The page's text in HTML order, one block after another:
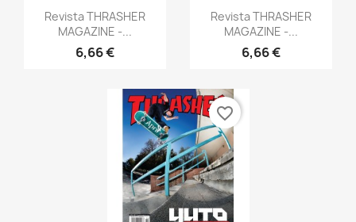
Vista rápida
Revista THRASHER
MAGAZINE -...
6,66 €
Vista rápida
Revista THRASHER
MAGAZINE -...
6,66 €
favorite_border